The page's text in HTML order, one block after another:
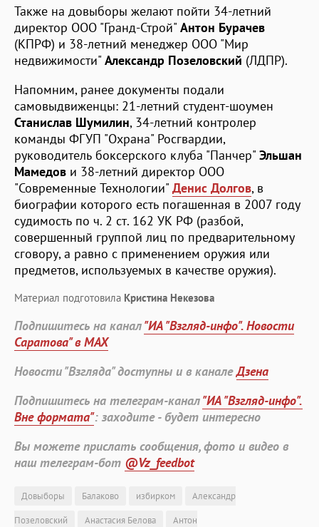
Также на довыборы желают пойти 34-летний
директор ООО "Гранд-Строй" Антон Бурачев
(КПРФ) и 38-летний менеджер ООО "Мир
недвижимости" Александр Позеловский (ЛДПР).
Напомним, ранее документы подали
самовыдвиженцы: 21-летний студент-шоумен
Станислав Шумилин, 34-летний контролер
команды ФГУП "Охрана" Росгвардии,
руководитель боксерского клуба "Панчер" Эльшан
Мамедов и 38-летний директор ООО
"Современные Технологии" Денис Долгов, в
биографии которого есть погашенная в 2007 году
судимость по ч. 2 ст. 162 УК РФ (разбой,
совершенный группой лиц по предварительному
сговору, а равно с применением оружия или
предметов, используемых в качестве оружия).
Материал подготовила Кристина Некезова
Подпишитесь на канал"ИА "Взгляд-инфо". Новости
Саратова" в MAX
Новости "Взгляда" доступны и в каналеДзена
Подпишитесь на телеграм-канал"ИА "Взгляд-инфо".
Вне формата": заходите - будет интересно
Вы можете прислать сообщения, фото и видео в
наш телеграм-бот @Vz_feedbot
Довыборы Балаково избирком
Александр
Позеловский
Анастасия Белова
Антон